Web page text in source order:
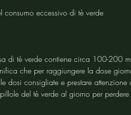
consumo eccessivo di tè verde
di tè verde contiene circa 100-200
che per raggiungere la dose
dosi consigliate e prestare
del tè verde al giorno per